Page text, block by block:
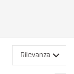
Rilevanza